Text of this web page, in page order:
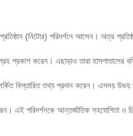
(নিটোর) পরিদর্শনে আসেন। অত্র
প্রকাশ করেন। এছাড়াও তারা হাসপাতালের
বিস্তারিত তথ্য প্রদান করেন। এসময়
পরিদর্শনকে আন্তর্জাতিক সহযোগিতা ও